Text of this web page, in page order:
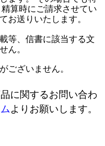
算時にご請求させてい
お送りいたします。
等、信書に該当する文
ん。
ございません。
に関するお問い合わ
よりお願いします。